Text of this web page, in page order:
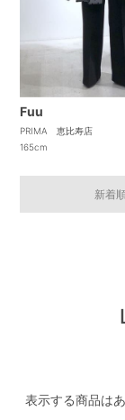
Fuu
PRIMA 恵比寿店
165cm
新着
表示する商品は